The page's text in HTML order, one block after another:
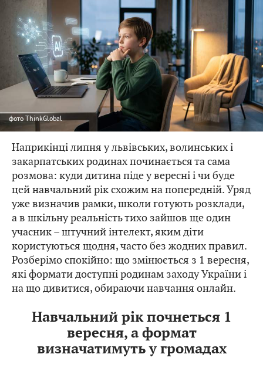
фото ThinkGlobal
Наприкінці липня у львівських, волинських і
закарпатських родинах починається та сама
розмова: куди дитина піде у вересні і чи буде
цей навчальний рік схожим на попередній. Уряд
уже визначив рамки, школи готують розклади,
а в шкільну реальність тихо зайшов ще один
учасник – штучний інтелект, яким діти
користуються щодня, часто без жодних правил.
Розберімо спокійно: що змінюється з 1 вересня,
які формати доступні родинам заходу України і
на що дивитися, обираючи навчання онлайн.
Навчальний рік почнеться 1
вересня, а формат
визначатимуть у громадах